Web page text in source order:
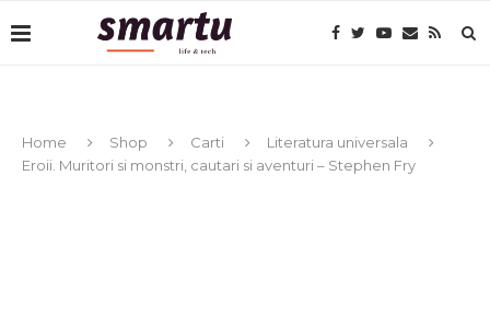
Home Shop Carti
Literatura universala
Eroii. Muritori si monstri, cautari si aventuri – Stephen Fry